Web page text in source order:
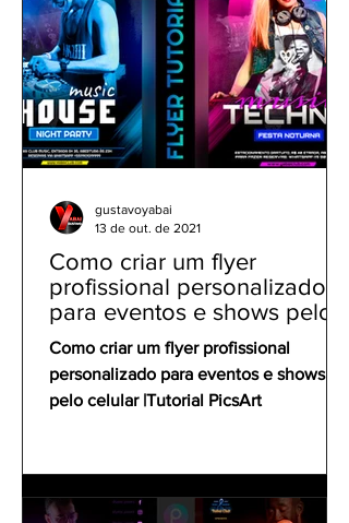
Como criar um flyer
profissional personalizado
para eventos e shows pelo
celular | Tutorial PicsArt
Como criar um flyer profissional
personalizado para eventos e shows
pelo celular |Tutorial PicsArt
gustavoyabai
13 de out. de 2021